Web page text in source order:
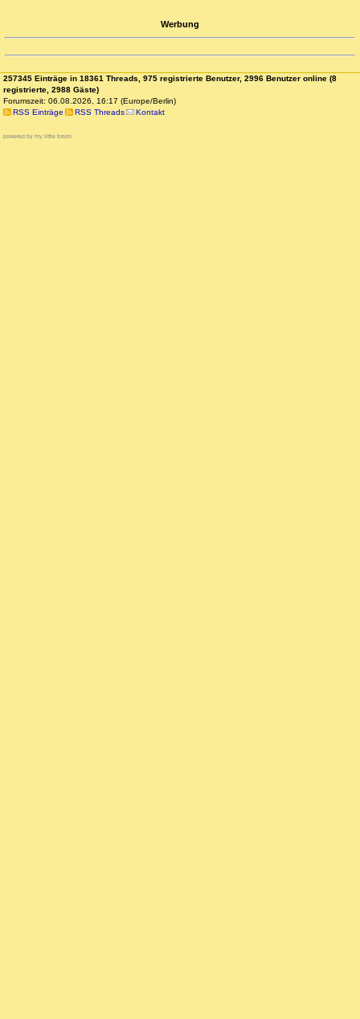
Werbung
257345 Einträge in 18361 Threads, 975 registrierte Benutzer, 2996 Benutzer online (8
registrierte, 2988 Gäste)
Forumszeit: 06.08.2026, 16:17 (Europe/Berlin)
RSS Einträge
RSS Threads Kontakt
powered by my little forum